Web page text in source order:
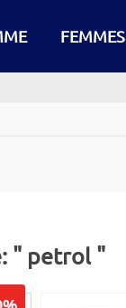
FEMMES
" petrol "